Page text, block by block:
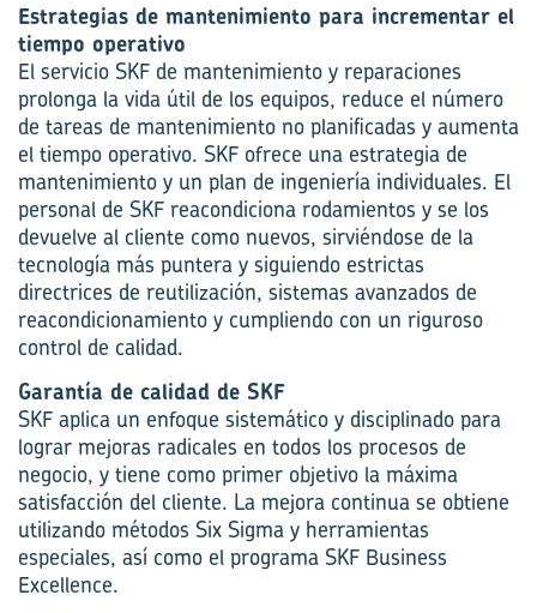
Estrategias de mantenimiento para incrementar el
tiempo operativo
El servicio SKF de mantenimiento y reparaciones
prolonga la vida útil de los equipos, reduce el número
de tareas de mantenimiento no planificadas y aumenta
el tiempo operativo. SKF ofrece una estrategia de
mantenimiento y un plan de ingeniería individuales. El
personal de SKF reacondiciona rodamientos y se los
devuelve al cliente como nuevos, sirviéndose de la
tecnología más puntera y siguiendo estrictas
directrices de reutilización, sistemas avanzados de
reacondicionamiento y cumpliendo con un riguroso
control de calidad.
Garantía de calidad de SKF
SKF aplica un enfoque sistemático y disciplinado para
lograr mejoras radicales en todos los procesos de
negocio, y tiene como primer objetivo la máxima
satisfacción del cliente. La mejora continua se obtiene
utilizando métodos Six Sigma y herramientas
especiales, así como el programa SKF Business
Excellence.